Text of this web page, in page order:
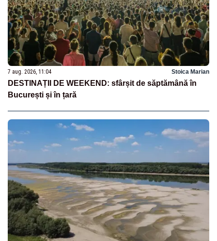
7 aug. 2026, 11:04 Stoica Marian
DESTINAȚII DE WEEKEND: sfârșit de săptămână în
București și în țară